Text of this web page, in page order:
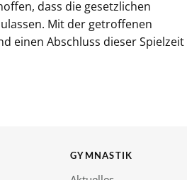
dass die gesetzlichen
Mit der getroffenen
einen Abschluss dieser Spielzeit
GYMNASTIK